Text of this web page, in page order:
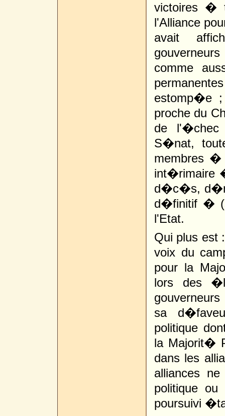
victoires �
l'Alliance
avait
comme
estomp�e
proche du
de l'�chec
S�nat,
membres
int�rimaire
d�c�s,
d�finitif �
l'Etat.
Qui plus est
voix du
pour la
lors des
sa
politique
la Majorit�
dans les
alliances
politique
poursuivi